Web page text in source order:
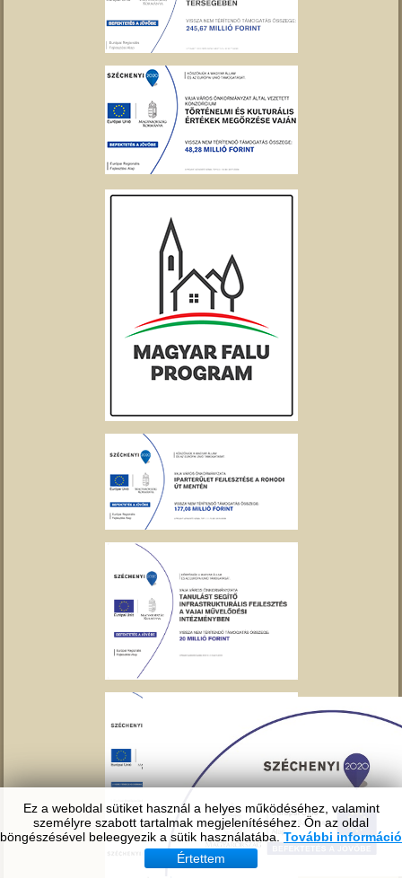
Ez a weboldal sütiket használ a helyes működéséhez, valamint
személyre szabott tartalmak megjelenítéséhez. Ön az oldal
böngészésével beleegyezik a sütik használatába. További információ
Értettem